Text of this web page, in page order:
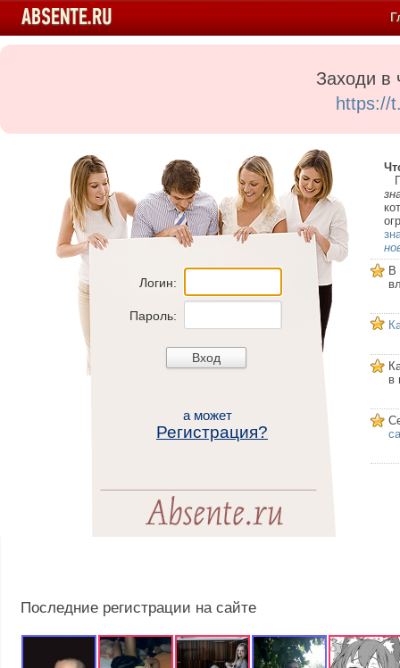
Заходи в
https://
Логин:
Пароль:
а может
Регистрация?
В
в
Последние регистрации на сайте